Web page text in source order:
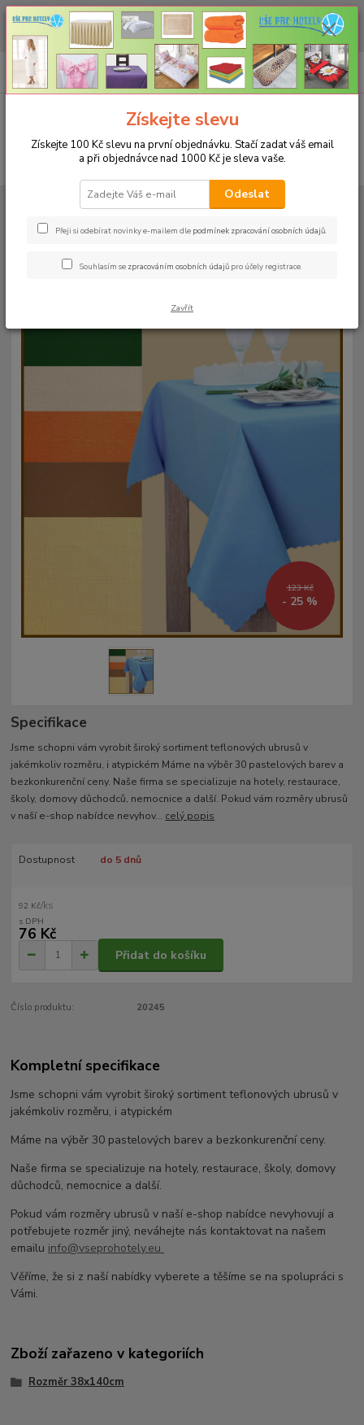
CHCETE NAKOUPIT VĚTŠÍ MNOŽSTVÍ NAŠICH PRODUKTŮ ZA LEPŠÍ
CENU? Klikněte ZDE
CZK
+420 773 794 023
Pondělí-pátek 9-16 hodin
0ks
za0 Kč
UBRUSY
Teflonové ubrusy jednobarevné s vodoodpudivou úpravou
Teflonový ubrus 38x140cm -
jeans 122
123 Kč
- 25 %
Specifikace
Jsme schopni vám vyrobit široký sortiment teflonových ubrusů v
jakémkoliv rozměru, i atypickém Máme na výběr 30 pastelových barev a
bezkonkurenční ceny. Naše firma se specializuje na hotely, restaurace,
školy, domovy důchodců, nemocnice a další. Pokud vám rozměry ubrusů
v naší e-shop nabídce nevyhov... celý popis
Dostupnost do 5 dnů
92 Kč/ks
76 Kč
Přidat do košíku
Číslo produktu: 20245
Kompletní specifikace
Jsme schopni vám vyrobit široký sortiment teflonových ubrusů v
jakémkoliv rozměru, i atypickém
Máme na výběr 30 pastelových barev a bezkonkurenční ceny.
Naše firma se specializuje na hotely, restaurace, školy, domovy
důchodců, nemocnice a další.
Pokud vám rozměry ubrusů v naší e-shop nabídce nevyhovují a
potřebujete rozměr jiný, neváhejte nás kontaktovat na našem
emailu info@vseprohotely.eu
Věříme, že si z naší nabídky vyberete a těšíme se na spolupráci s
Vámi.
Zboží zařazeno v kategoriích
Rozměr 38x140cm
Získejte slevu
Získejte 100 Kč slevu na první objednávku. Stačí zadat váš email
a při objednávce nad 1000 Kč je sleva vaše.
Odeslat
Přeji si odebírat novinky e-mailem dle podmínek zpracování osobních údajů.
Souhlasím se zpracováním osobních údajů pro účely registrace.
Zavřít